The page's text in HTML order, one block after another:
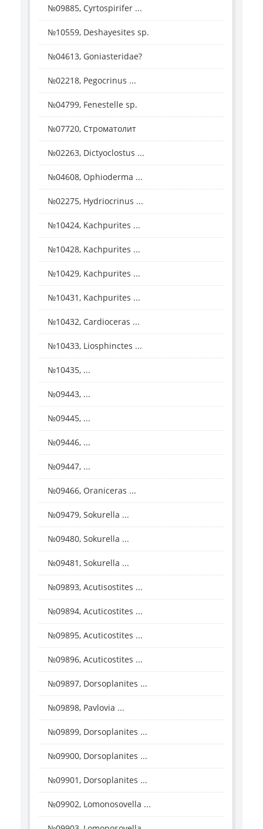
№09885, Cyrtospirifer ...
№10559, Deshayesites sp.
№04613, Goniasteridae?
№02218, Pegocrinus ...
№04799, Fenestelle sp.
№07720, Строматолит
№02263, Dictyoclostus ...
№04608, Ophioderma ...
№02275, Hydriocrinus ...
№10424, Kachpurites ...
№10428, Kachpurites ...
№10429, Kachpurites ...
№10431, Kachpurites ...
№10432, Cardioceras ...
№10433, Liosphinctes ...
№10435, ...
№09443, ...
№09445, ...
№09446, ...
№09447, ...
№09466, Oraniceras ...
№09479, Sokurella ...
№09480, Sokurella ...
№09481, Sokurella ...
№09893, Acutisostites ...
№09894, Acuticostites ...
№09895, Acuticostites ...
№09896, Acuticostites ...
№09897, Dorsoplanites ...
№09898, Pavlovia ...
№09899, Dorsoplanites ...
№09900, Dorsoplanites ...
№09901, Dorsoplanites ...
№09902, Lomonosovella ...